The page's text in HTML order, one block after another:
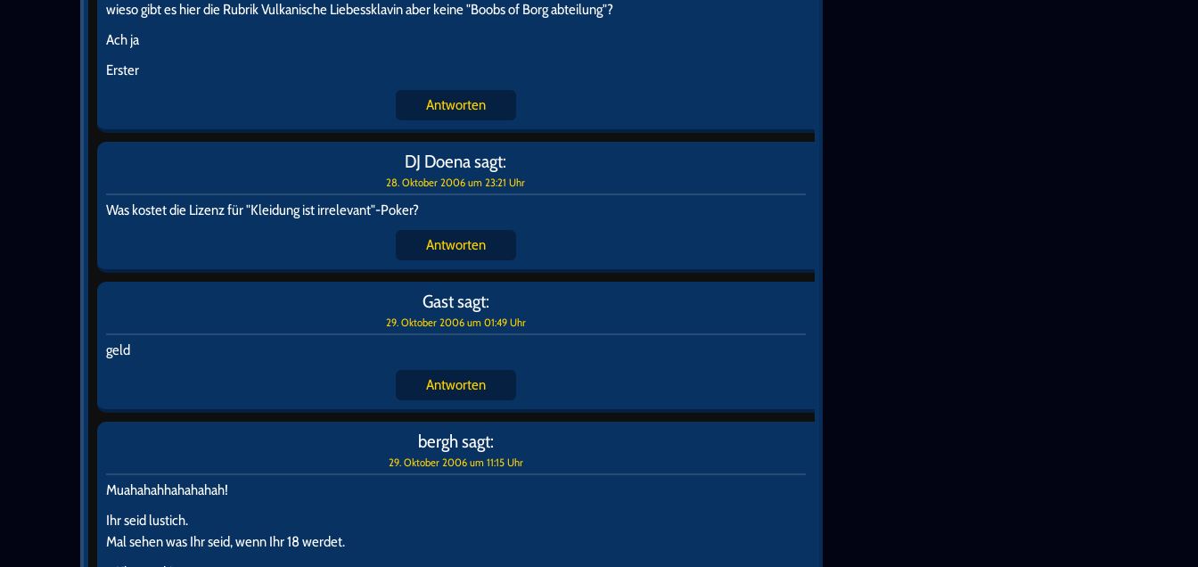
wieso gibt es hier die Rubrik Vulkanische Liebessklavin aber keine "Boobs of Borg abteilung"?
Ach ja
Erster
Antworten
DJ Doenasagt:
28. Oktober 2006 um 23:21 Uhr
Was kostet die Lizenz für "Kleidung ist irrelevant"-Poker?
Antworten
Gastsagt:
29. Oktober 2006 um 01:49 Uhr
geld
Antworten
berghsagt:
29. Oktober 2006 um 11:15 Uhr
Muahahahhahahahah!
Ihr seid lustich.
Mal sehen was Ihr seid, wenn Ihr 18 werdet.